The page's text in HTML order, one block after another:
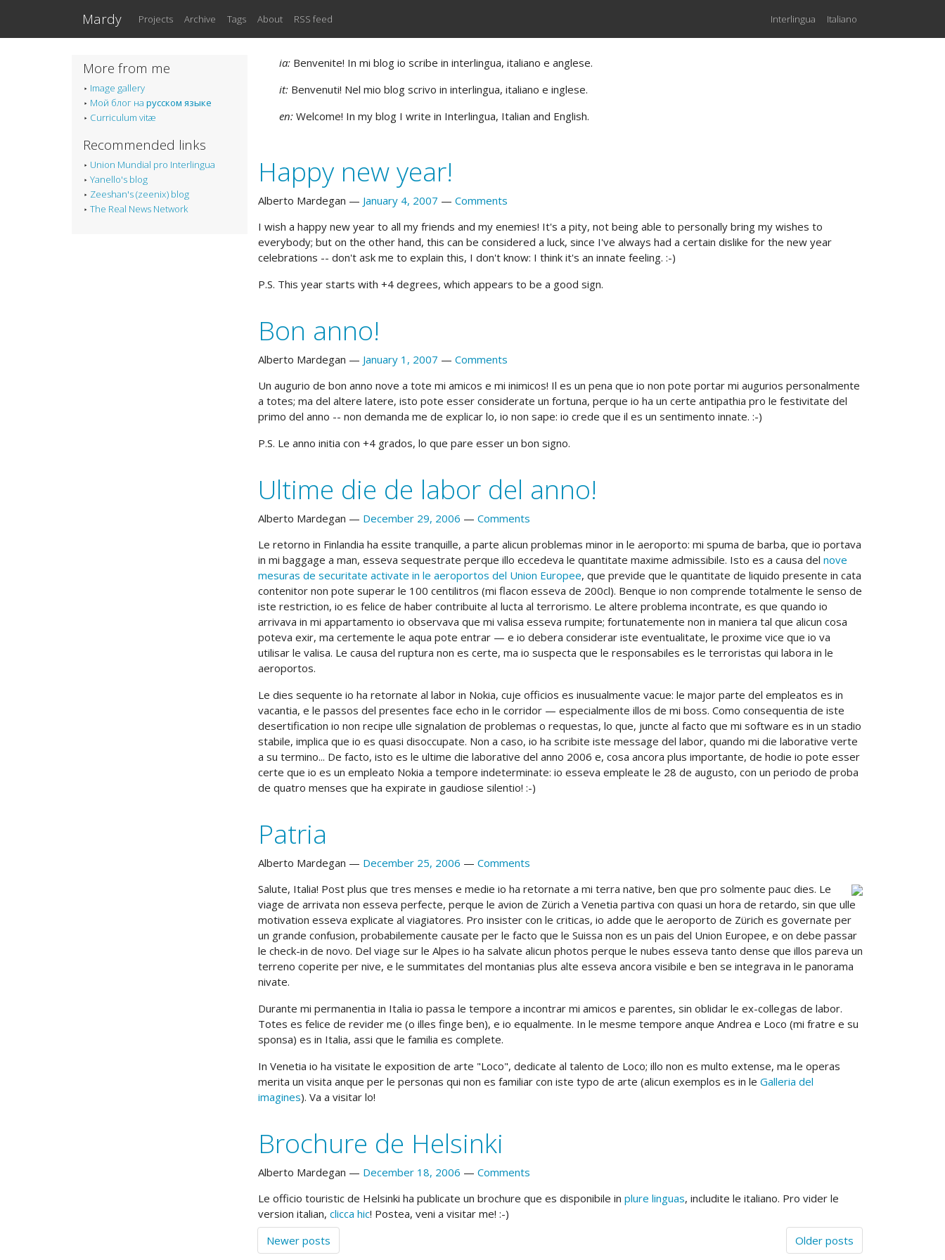
Mardy Projects Archive Tags About RSS feed Interlingua Italiano
More from me
Image gallery
Мой блог на русском языке
Curriculum vitæ
Recommended links
Union Mundial pro Interlingua
Yanello's blog
Zeeshan's (zeenix) blog
The Real News Network
ia: Benvenite! In mi blog io scribe in interlingua, italiano e anglese.
it: Benvenuti! Nel mio blog scrivo in interlingua, italiano e inglese.
en: Welcome! In my blog I write in Interlingua, Italian and English.
Happy new year!
Alberto Mardegan January 4, 2007
Comments
I wish a happy new year to all my friends and my enemies! It's a pity, not being able to personally bring my wishes to
everybody; but on the other hand, this can be considered a luck, since I've always had a certain dislike for the new year
celebrations -- don't ask me to explain this, I don't know: I think it's an innate feeling. :-)
P.S. This year starts with +4 degrees, which appears to be a good sign.
Bon anno!
Alberto Mardegan January 1, 2007
Comments
Un augurio de bon anno nove a tote mi amicos e mi inimicos! Il es un pena que io non pote portar mi augurios personalmente
a totes; ma del altere latere, isto pote esser considerate un fortuna, perque io ha un certe antipathia pro le festivitate del
primo del anno -- non demanda me de explicar lo, io non sape: io crede que il es un sentimento innate. :-)
P.S. Le anno initia con +4 grados, lo que pare esser un bon signo.
Ultime die de labor del anno!
Alberto Mardegan December 29, 2006
Comments
Le retorno in Finlandia ha essite tranquille, a parte alicun problemas minor in le aeroporto: mi spuma de barba, que io portava
in mi baggage a man, esseva sequestrate perque illo eccedeva le quantitate maxime admissibile. Isto es a causa del nove
mesuras de securitate activate in le aeroportos del Union Europee, que previde que le quantitate de liquido presente in cata
contenitor non pote superar le 100 centilitros (mi flacon esseva de 200cl). Benque io non comprende totalmente le senso de
iste restriction, io es felice de haber contribuite al lucta al terrorismo. Le altere problema incontrate, es que quando io
arrivava in mi appartamento io observava que mi valisa esseva rumpite; fortunatemente non in maniera tal que alicun cosa
poteva exir, ma certemente le aqua pote entrar — e io debera considerar iste eventualitate, le proxime vice que io va
utilisar le valisa. Le causa del ruptura non es certe, ma io suspecta que le responsabiles es le terroristas qui labora in le
aeroportos.
Le dies sequente io ha retornate al labor in Nokia, cuje officios es inusualmente vacue: le major parte del empleatos es in
vacantia, e le passos del presentes face echo in le corridor — especialmente illos de mi boss. Como consequentia de iste
desertification io non recipe ulle signalation de problemas o requestas, lo que, juncte al facto que mi software es in un stadio
stabile, implica que io es quasi disoccupate. Non a caso, io ha scribite iste message del labor, quando mi die laborative verte
a su termino... De facto, isto es le ultime die laborative del anno 2006 e, cosa ancora plus importante, de hodie io pote esser
certe que io es un empleato Nokia a tempore indeterminate: io esseva empleate le 28 de augusto, con un periodo de proba
de quatro menses que ha expirate in gaudiose silentio! :-)
Patria
Alberto Mardegan December 25, 2006
Comments
Salute, Italia! Post plus que tres menses e medie io ha retornate a mi terra native, ben que pro solmente pauc dies. Le
viage de arrivata non esseva perfecte, perque le avion de Zürich a Venetia partiva con quasi un hora de retardo, sin que ulle
motivation esseva explicate al viagiatores. Pro insister con le criticas, io adde que le aeroporto de Zürich es governate per
un grande confusion, probabilemente causate per le facto que le Suissa non es un pais del Union Europee, e on debe passar
le check-in de novo. Del viage sur le Alpes io ha salvate alicun photos perque le nubes esseva tanto dense que illos pareva un
terreno coperite per nive, e le summitates del montanias plus alte esseva ancora visibile e ben se integrava in le panorama
nivate.
Durante mi permanentia in Italia io passa le tempore a incontrar mi amicos e parentes, sin oblidar le ex-collegas de labor.
Totes es felice de revider me (o illes finge ben), e io equalmente. In le mesme tempore anque Andrea e Loco (mi fratre e su
sponsa) es in Italia, assi que le familia es complete.
In Venetia io ha visitate le exposition de arte "Loco", dedicate al talento de Loco; illo non es multo extense, ma le operas
merita un visita anque per le personas qui non es familiar con iste typo de arte (alicun exemplos es in le Galleria del
imagines). Va a visitar lo!
Brochure de Helsinki
Alberto Mardegan December 18, 2006
Comments
Le officio touristic de Helsinki ha publicate un brochure que es disponibile in plure linguas, includite le italiano. Pro vider le
version italian, clicca hic! Postea, veni a visitar me! :-)
Newer posts
Older posts